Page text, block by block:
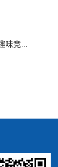
“微技盎然，趣战锋芒”丨微生物技术研究院实验技能趣味竞赛圆满举行